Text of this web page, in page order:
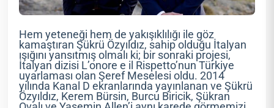
Hem yeteneği hem de yakışıklılığı ile göz
kamaştıran Şükrü Özyıldız, sahip olduğu İtalyan
ışığını yansıtmış olmalı ki; bir sonraki projesi,
İtalyan dizisi L’onore e il Rispetto’nun Türkiye
uyarlaması olan Şeref Meselesi oldu. 2014
yılında Kanal D ekranlarında yayınlanan ve Şükrü
Özyıldız, Kerem Bürsin, Burcu Biricik, Şükran